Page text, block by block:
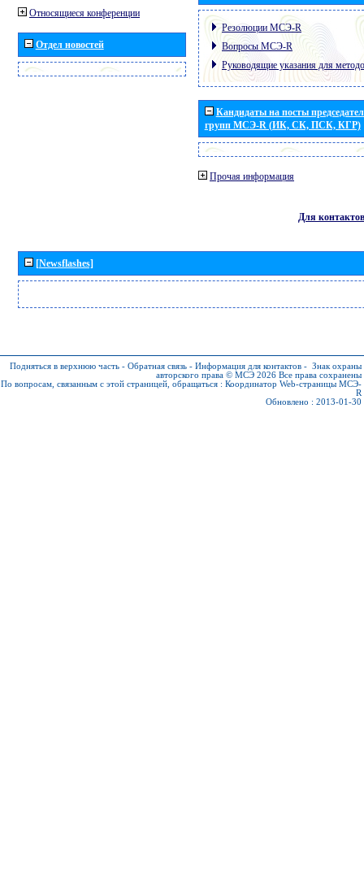
Относящиеся конференции
Отдел новостей
Резолюции МСЭ-R
Вопросы МСЭ-R
Руководящие указания для
Кандидаты на посты
групп МСЭ-R (ИК, СК, ПСК, КГР)
Прочая информация
Для контактов
[Newsflashes]
Подняться в верхнюю часть - Обратная связь - Информация для контактов - Знак охраны
авторского права © МСЭ 2026 Все права сохранены
По вопросам, связанным с этой страницей, обращаться : Координатор Web-страницы МСЭ-
R
Обновлено : 2013-01-30